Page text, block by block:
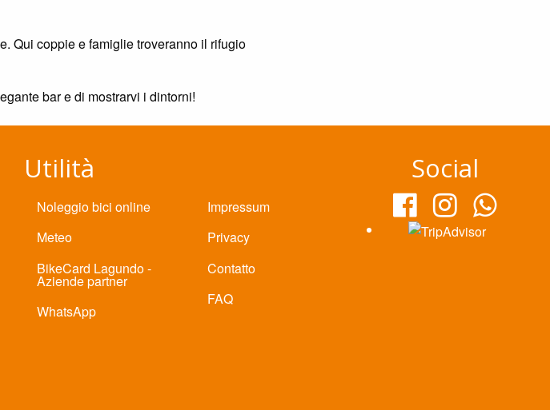
Qui coppie e famiglie troveranno il rifugio
bar e di mostrarvi i dintorni!
Utilità
Noleggio bici online
Meteo
BikeCard Lagundo -
Aziende partner
WhatsApp
Impressum
Privacy
Contatto
FAQ
Social